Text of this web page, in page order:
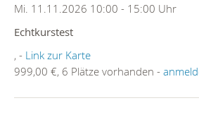
Mi. 11.11.2026 10:00 - 15:00 Uhr
Echtkurstest
, - Link zur Karte
999,00 €, 6 Plätze vorhanden -